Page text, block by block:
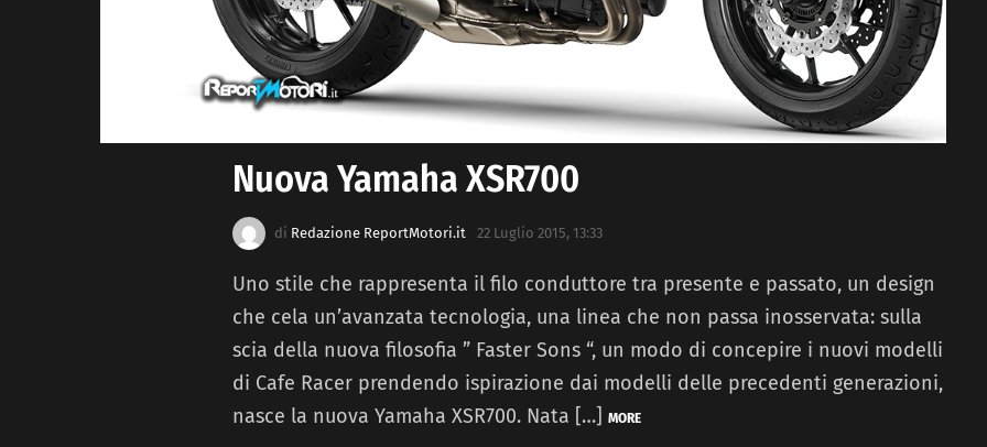
Nuova Yamaha XSR700
di Redazione ReportMotori.it 22 Luglio 2015, 13:33
Uno stile che rappresenta il filo conduttore tra presente e passato, un design
che cela un’avanzata tecnologia, una linea che non passa inosservata: sulla
scia della nuova filosofia ” Faster Sons “, un modo di concepire i nuovi modelli
di Cafe Racer prendendo ispirazione dai modelli delle precedenti generazioni,
nasce la nuova Yamaha XSR700. Nata […] MORE